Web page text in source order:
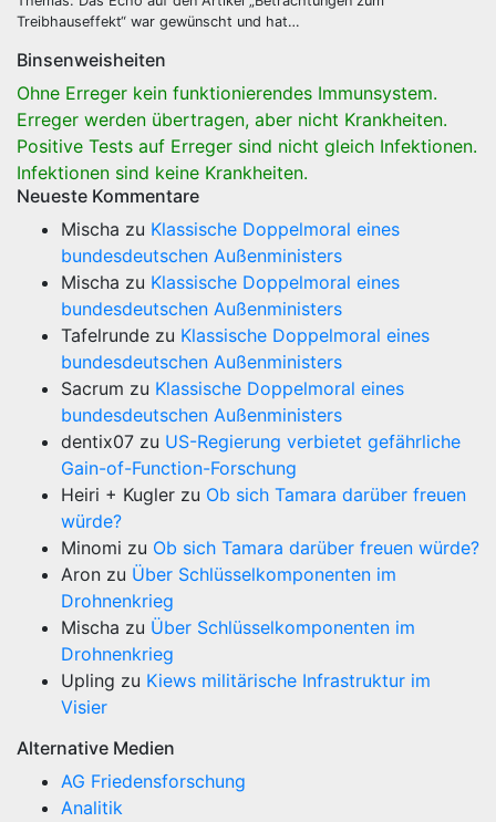
Treibhauseffekt“ war gewünscht und hat…
Binsenweisheiten
Ohne Erreger kein funktionierendes Immunsystem.
Erreger werden übertragen, aber nicht Krankheiten.
Positive Tests auf Erreger sind nicht gleich Infektionen.
Infektionen sind keine Krankheiten.
Neueste Kommentare
Mischa zu Klassische Doppelmoral eines
bundesdeutschen Außenministers
Mischa zu Klassische Doppelmoral eines
bundesdeutschen Außenministers
Tafelrunde zu Klassische Doppelmoral eines
bundesdeutschen Außenministers
Sacrum zu Klassische Doppelmoral eines
bundesdeutschen Außenministers
dentix07 zu US-Regierung verbietet gefährliche
Gain-of-Function-Forschung
Heiri + Kugler zu Ob sich Tamara darüber freuen
würde?
Minomi zu Ob sich Tamara darüber freuen würde?
Aron zu Über Schlüsselkomponenten im
Drohnenkrieg
Mischa zu Über Schlüsselkomponenten im
Drohnenkrieg
Upling zu Kiews militärische Infrastruktur im
Visier
Alternative Medien
AG Friedensforschung
Analitik